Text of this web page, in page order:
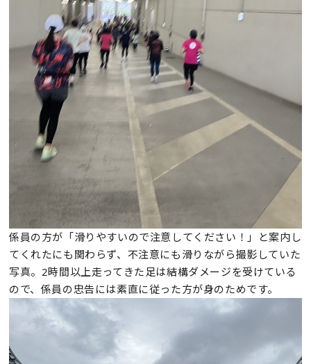
係員の方が「滑りやすいので注意してください！」と案内し
てくれたにも関わらず、不注意にも滑りながら撮影していた
写真。2時間以上走ってきた足は結構ダメージを受けている
ので、係員の忠告には素直に従った方が身のためです。